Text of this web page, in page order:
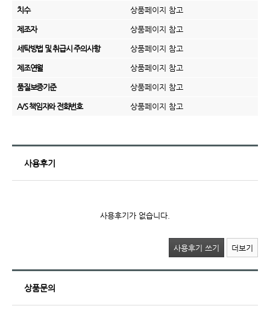
치수 상품페이지 참고
제조자 상품페이지 참고
세탁방법 및 취급시 주의사항 상품페이지 참고
제조연월 상품페이지 참고
품질보증기준 상품페이지 참고
A/S 책임자와 전화번호 상품페이지 참고
사용후기
사용후기가 없습니다.
사용후기 쓰기 더보기
상품문의